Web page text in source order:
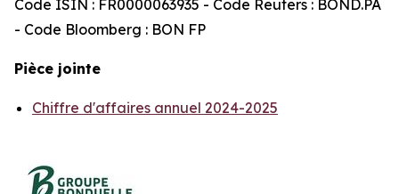
Code ISIN : FR0000063935 - Code Reuters : BOND.PA
- Code Bloomberg : BON FP
Pièce jointe
Chiffre d'affaires annuel 2024-2025